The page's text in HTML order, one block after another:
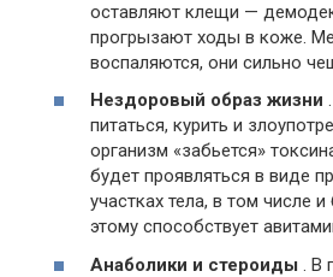
оставляют клещи —
прогрызают ходы в коже.
воспаляются, они сильно
Нездоровый образ жизни
питаться, курить и
организм «забьется»
будет проявляться в виде
участках тела, в том числе
этому способствует
Анаболики и стероиды . В